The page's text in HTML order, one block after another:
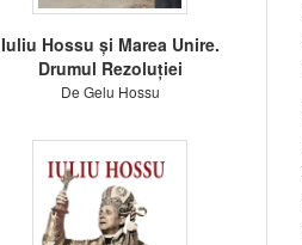
Iuliu Hossu și Marea Unire.
Drumul Rezoluției
De Gelu Hossu